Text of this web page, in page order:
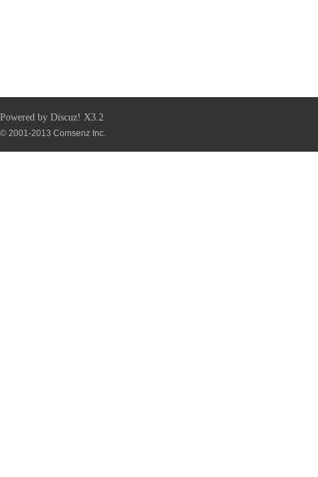
Powered by Discuz! X3.2
© 2001-2013 Comsenz Inc.